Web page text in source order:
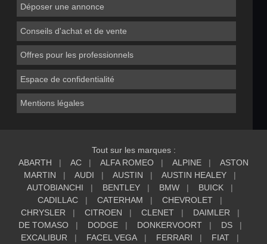
Déposer une annonce
Conseils d'achat et de vente
Offres pour les professionnels
Espace de confidentialité
Mentions légales
Tout sur les marques :
ABARTH
AC ALFA ROMEO ALPINE
ASTON
MARTIN
AUDI AUSTIN
AUSTIN HEALEY
AUTOBIANCHI
BENTLEY BMW
BUICK
CADILLAC
CATERHAM
CHEVROLET
CHRYSLER
CITROEN CLENET
DAIMLER
DE TOMASO
DODGE DONKERVOORT
DS
EXCALIBUR
FACEL VEGA FERRARI
FIAT